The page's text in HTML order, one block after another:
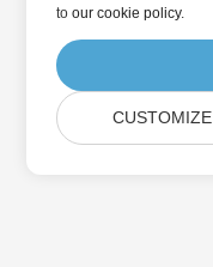
toour cookie policy.
CUSTOMIZE